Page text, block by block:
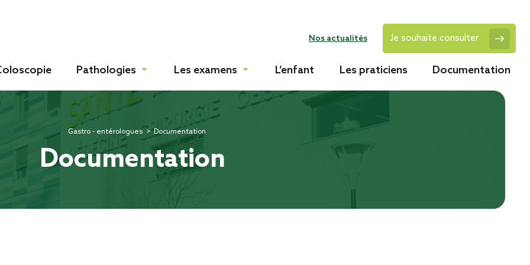
Nos actualités Je souhaite consulter
Pathologies Les examens L’enfant Les praticiens Documentation
Gastro - entérologues > Documentation
Documentation